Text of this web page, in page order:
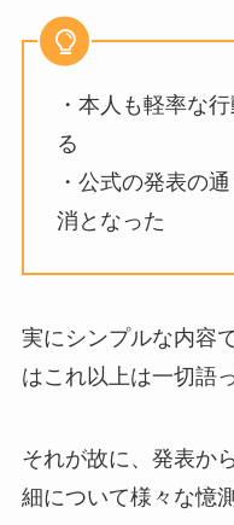
・本人も軽率な
る
・公式の発表の
消となった
実にシンプルな内容
はこれ以上は一切語
それが故に、発表か
細について様々な憶